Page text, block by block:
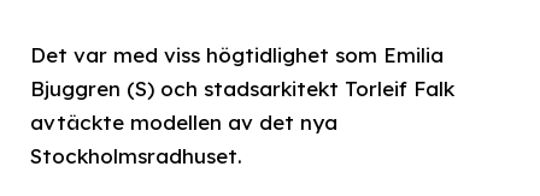
Det var med viss högtidlighet som Emilia
Bjuggren (S) och stadsarkitekt Torleif Falk
avtäckte modellen av det nya
Stockholmsradhuset.